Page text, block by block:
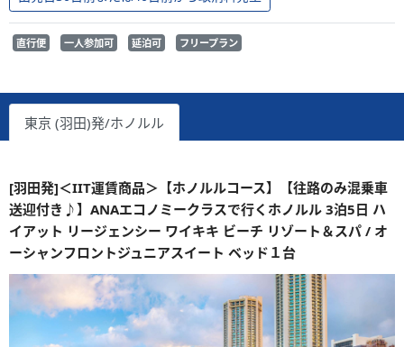
直行便 一人参加可 延泊可 フリープラン
東京 (羽田)発/ホノルル
[羽田発]＜IIT運賃商品＞【ホノルルコース】【往路のみ混乗車
送迎付き♪】ANAエコノミークラスで行くホノルル 3泊5日 ハ
イアット リージェンシー ワイキキ ビーチ リゾート＆スパ / オ
ーシャンフロントジュニアスイート ベッド１台